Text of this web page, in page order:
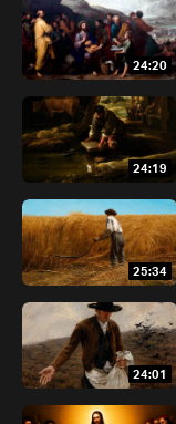
24:20
24:19
25:34
24:01